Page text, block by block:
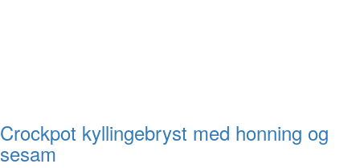
Crockpot kyllingebryst med honning og
sesam